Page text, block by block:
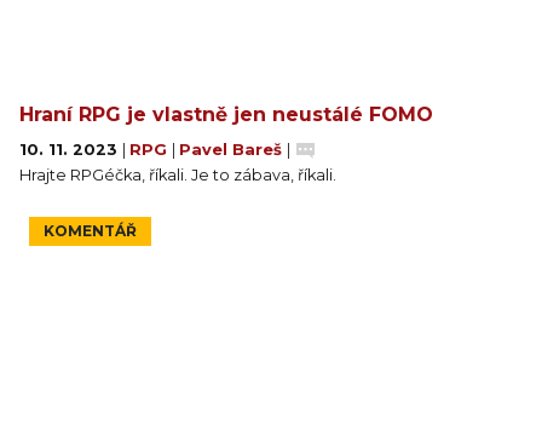
Hraní RPG je vlastně jen neustálé FOMO
10. 11. 2023 RPG Pavel Bareš
Hrajte RPGéčka, říkali. Je to zábava, říkali.
KOMENTÁŘ